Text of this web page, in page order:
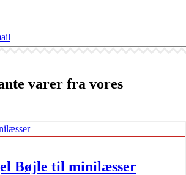
varer fra vores
Bøjle til minilæsser